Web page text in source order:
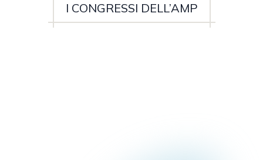
I CONGRESSI DELL’AMP